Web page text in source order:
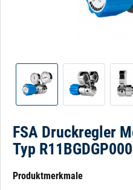
FSA Druckregler
Typ
Produktmerkmale